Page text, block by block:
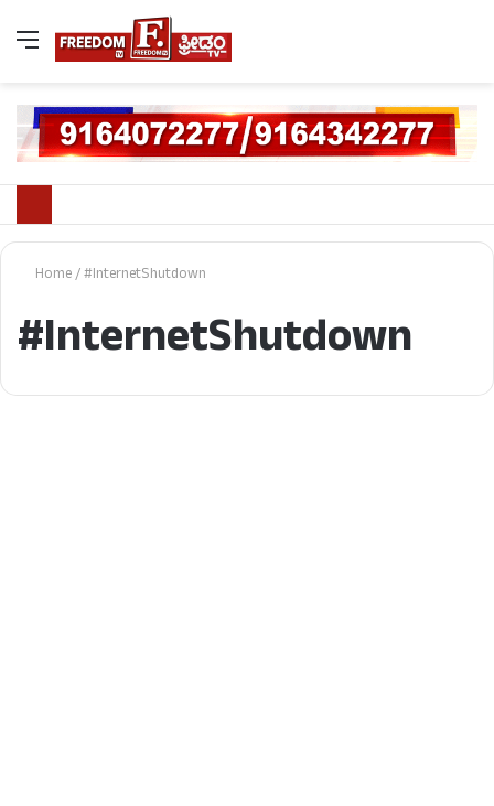
Home/#InternetShutdown
#InternetShutdown